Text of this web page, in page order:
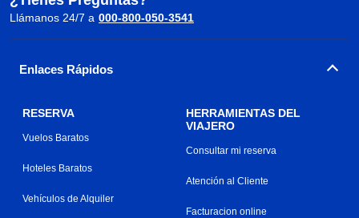
Llámanos 24/7 a 000-800-050-3541
Enlaces Rápidos
RESERVA
Vuelos Baratos
Hoteles Baratos
Vehículos de Alquiler
HERRAMIENTAS DEL
VIAJERO
Consultar mi reserva
Atención al Cliente
Facturacion online